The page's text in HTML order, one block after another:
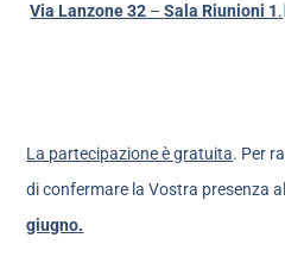
Via Lanzone 32 –Sala Riunioni 1.
La partecipazione è gratuita. Per
di confermare la Vostra presenza
giugno.